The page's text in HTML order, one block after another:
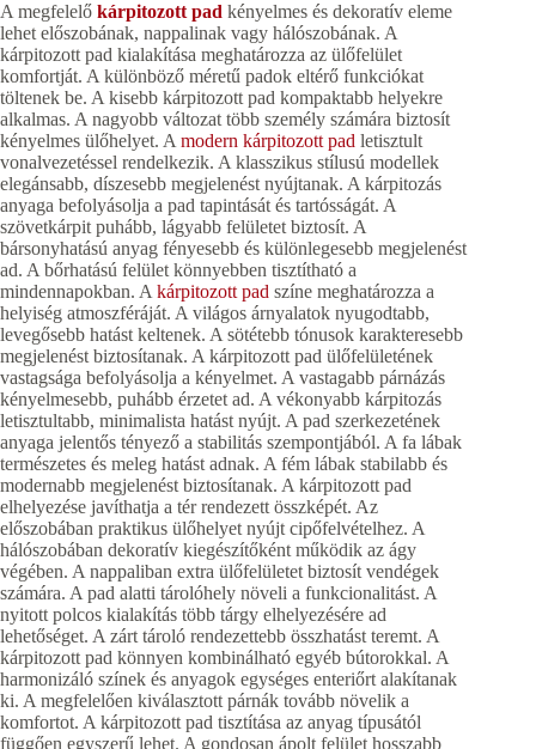
A megfelelő kárpitozott pad kényelmes és dekoratív eleme
lehet előszobának, nappalinak vagy hálószobának. A
kárpitozott pad kialakítása meghatározza az ülőfelület
komfortját. A különböző méretű padok eltérő funkciókat
töltenek be. A kisebb kárpitozott pad kompaktabb helyekre
alkalmas. A nagyobb változat több személy számára biztosít
kényelmes ülőhelyet. Amodern kárpitozott pad letisztult
vonalvezetéssel rendelkezik. A klasszikus stílusú modellek
elegánsabb, díszesebb megjelenést nyújtanak. A kárpitozás
anyaga befolyásolja a pad tapintását és tartósságát. A
szövetkárpit puhább, lágyabb felületet biztosít. A
bársonyhatású anyag fényesebb és különlegesebb megjelenést
ad. A bőrhatású felület könnyebben tisztítható a
mindennapokban. Akárpitozott pad színe meghatározza a
helyiség atmoszféráját. A világos árnyalatok nyugodtabb,
levegősebb hatást keltenek. A sötétebb tónusok karakteresebb
megjelenést biztosítanak. A kárpitozott pad ülőfelületének
vastagsága befolyásolja a kényelmet. A vastagabb párnázás
kényelmesebb, puhább érzetet ad. A vékonyabb kárpitozás
letisztultabb, minimalista hatást nyújt. A pad szerkezetének
anyaga jelentős tényező a stabilitás szempontjából. A fa lábak
természetes és meleg hatást adnak. A fém lábak stabilabb és
modernabb megjelenést biztosítanak. A kárpitozott pad
elhelyezése javíthatja a tér rendezett összképét. Az
előszobában praktikus ülőhelyet nyújt cipőfelvételhez. A
hálószobában dekoratív kiegészítőként működik az ágy
végében. A nappaliban extra ülőfelületet biztosít vendégek
számára. A pad alatti tárolóhely növeli a funkcionalitást. A
nyitott polcos kialakítás több tárgy elhelyezésére ad
lehetőséget. A zárt tároló rendezettebb összhatást teremt. A
kárpitozott pad könnyen kombinálható egyéb bútorokkal. A
harmonizáló színek és anyagok egységes enteriőrt alakítanak
ki. A megfelelően kiválasztott párnák tovább növelik a
komfortot. A kárpitozott pad tisztítása az anyag típusától
függően egyszerű lehet. A gondosan ápolt felület hosszabb